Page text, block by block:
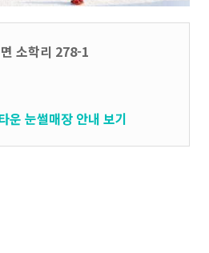
소학리 278-1
운 눈썰매장 안내 보기